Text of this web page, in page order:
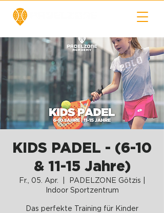
KIDS PADEL - (6-10
& 11-15 Jahre)
Fr., 05. Apr.
PADELZONE Götzis |
Indoor Sportzentrum
Das perfekte Training für Kinder